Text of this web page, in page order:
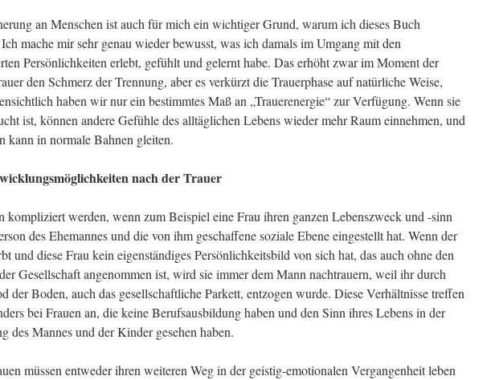
an Menschen ist auch für mich ein wichtiger Grund, warum ich dieses Buch
mache mir sehr genau wieder bewusst, was ich damals im Umgang mit den
Persönlichkeiten erlebt, gefühlt und gelernt habe. Das erhöht zwar im Moment der
den Schmerz der Trennung, aber es verkürzt die Trauerphase auf natürliche Weise,
haben wir nur ein bestimmtes Maß an „Trauerenergie“ zur Verfügung. Wenn sie
ist, können andere Gefühle des alltäglichen Lebens wieder mehr Raum einnehmen, und
kann in normale Bahnen gleiten.
nach der Trauer
kompliziert werden, wenn zum Beispiel eine Frau ihren ganzen Lebenszweck und -sinn
des Ehemannes und die von ihm geschaffene soziale Ebene eingestellt hat. Wenn der
und diese Frau kein eigenständiges Persönlichkeitsbild von sich hat, das auch ohne den
Gesellschaft angenommen ist, wird sie immer dem Mann nachtrauern, weil ihr durch
der Boden, auch das gesellschaftliche Parkett, entzogen wurde. Diese Verhältnisse treffen
bei Frauen an, die keine Berufsausbildung haben und den Sinn ihres Lebens in der
des Mannes und der Kinder gesehen haben.
müssen entweder ihren weiteren Weg in der geistig-emotionalen Vergangenheit leben